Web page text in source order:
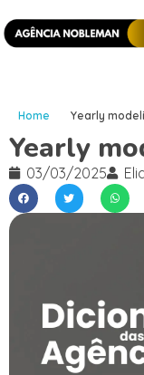
Home Yearly
Yearly
03/03/2025